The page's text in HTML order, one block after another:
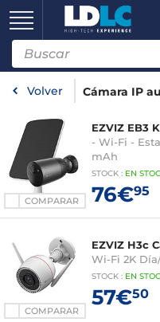
Volver Cámara IP
COMPARAR
EZVIZ EB3
- Wi-Fi -
mAh
STOCK : EN
76€95
COMPARAR
EZVIZ H3c
Wi-Fi 2K
STOCK : EN
57€50